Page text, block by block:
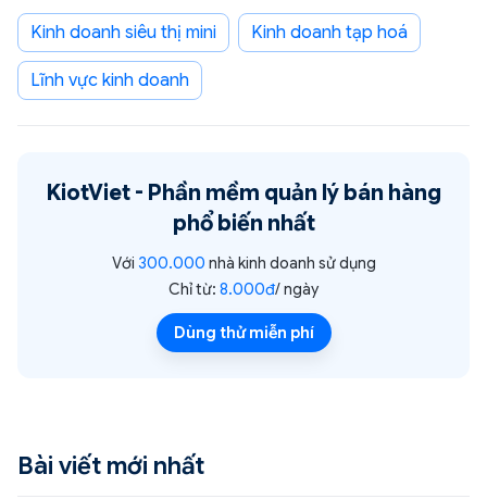
kinh doanh siêu thị mini kinh doanh tạp hoá
Lĩnh vực kinh doanh
KiotViet - Phần mềm quản lý bán hàng
phổ biến nhất
Với 300.000 nhà kinh doanh sử dụng
Chỉ từ: 8.000đ/ ngày
Dùng thử miễn phí
Bài viết mới nhất